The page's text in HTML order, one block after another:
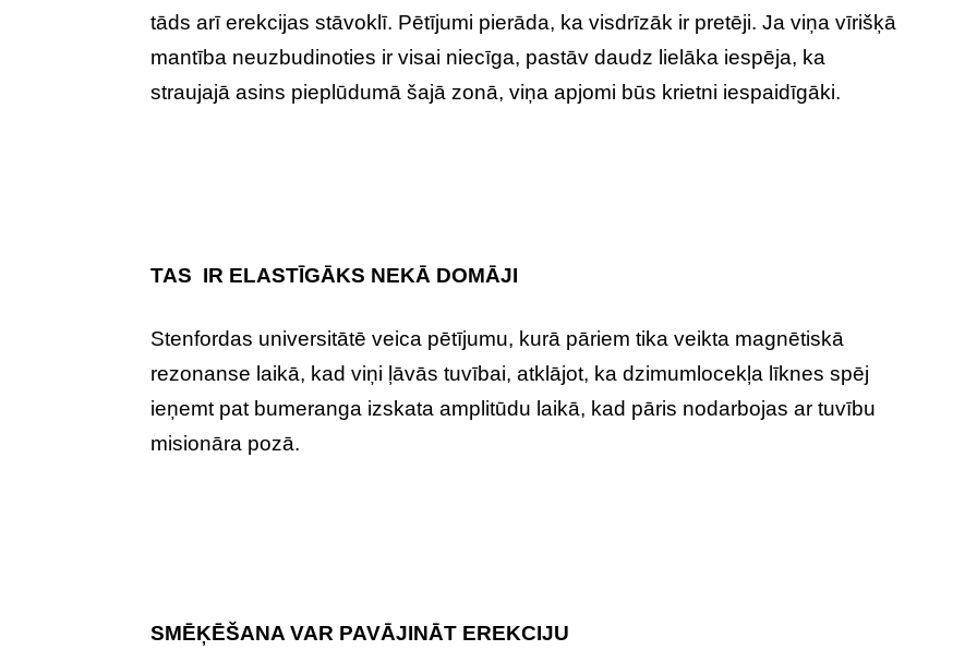
tāds arī erekcijas stāvoklī. Pētījumi pierāda, ka visdrīzāk ir pretēji. Ja viņa vīrišķā
mantība neuzbudinoties ir visai niecīga, pastāv daudz lielāka iespēja, ka
straujajā asins pieplūdumā šajā zonā, viņa apjomi būs krietni iespaidīgāki.
TAS IR ELASTĪGĀKS NEKĀ DOMĀJI
Stenfordas universitātē veica pētījumu, kurā pāriem tika veikta magnētiskā
rezonanse laikā, kad viņi ļāvās tuvībai, atklājot, ka dzimumlocekļa līknes spēj
ieņemt pat bumeranga izskata amplitūdu laikā, kad pāris nodarbojas ar tuvību
misionāra pozā.
SMĒĶĒŠANA VAR PAVĀJINĀT EREKCIJU